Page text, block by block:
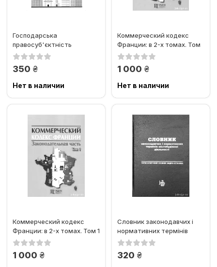
Господарська
правосуб'єктність
акціонерних товариств:
350 грн.
Нет в наличии
Коммерческий кодекс
Франции: в 2-х томах. Том
2
1 000 грн.
Нет в наличии
Коммерческий кодекс
Франции: в 2-х томах. Том 1
1 000 грн.
Словник законодавчих і
нормативних термінів
містобудівної діяльності....
320 грн.